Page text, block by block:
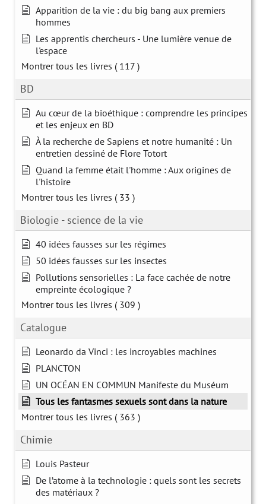
Apparition de la vie : du big bang aux premiers
hommes
Les apprentis chercheurs - Une lumière venue de
l'espace
Montrer tous les livres ( 117 )
BD
Au cœur de la bioéthique : comprendre les principes
et les enjeux en BD
À la recherche de Sapiens et notre humanité : Un
entretien dessiné de Flore Totort
Quand la femme était l'homme : Aux origines de
l'histoire
Montrer tous les livres ( 33 )
Biologie - science de la vie
40 idées fausses sur les régimes
50 idées fausses sur les insectes
Pollutions sensorielles : La face cachée de notre
empreinte écologique ?
Montrer tous les livres ( 309 )
Catalogue
Leonardo da Vinci : les incroyables machines
PLANCTON
UN OCÉAN EN COMMUN Manifeste du Muséum
Tous les fantasmes sexuels sont dans la nature
Montrer tous les livres ( 363 )
Chimie
Louis Pasteur
De l’atome à la technologie : quels sont les secrets
des matériaux ?